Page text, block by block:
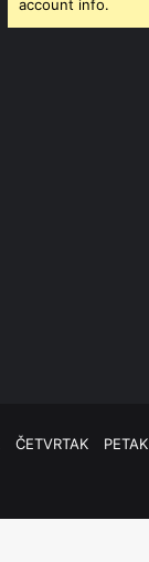
account info.
ČETVRTAK PETAK